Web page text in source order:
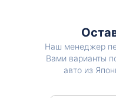
Наш менеджер
Вами варианты
авто из